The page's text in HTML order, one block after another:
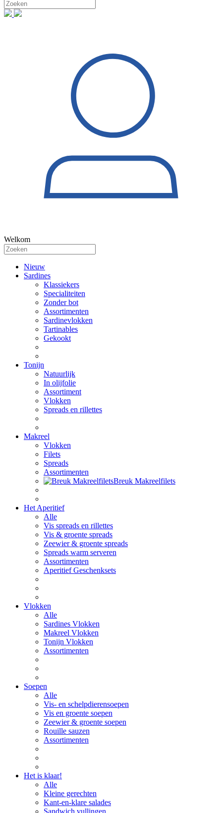
Welkom
Nieuw
Sardines
Klassiekers
Specialiteiten
Zonder bot
Assortimenten
Sardinevlokken
Tartinables
Gekookt
Tonijn
Natuurlijk
In olijfolie
Assortiment
Vlokken
Spreads en rillettes
Makreel
Vlokken
Filets
Spreads
Assortimenten
Breuk Makreelfilets
Het Aperitief
Alle
Vis spreads en rillettes
Vis & groente spreads
Zeewier & groente spreads
Spreads warm serveren
Assortimenten
Aperitief Geschenksets
Vlokken
Alle
Sardines Vlokken
Makreel Vlokken
Tonijn Vlokken
Assortimenten
Soepen
Alle
Vis- en schelpdierensoepen
Vis en groente soepen
Zeewier & groente soepen
Rouille sauzen
Assortimenten
Het is klaar!
Alle
Kleine gerechten
Kant-en-klare salades
Sandwich vullingen